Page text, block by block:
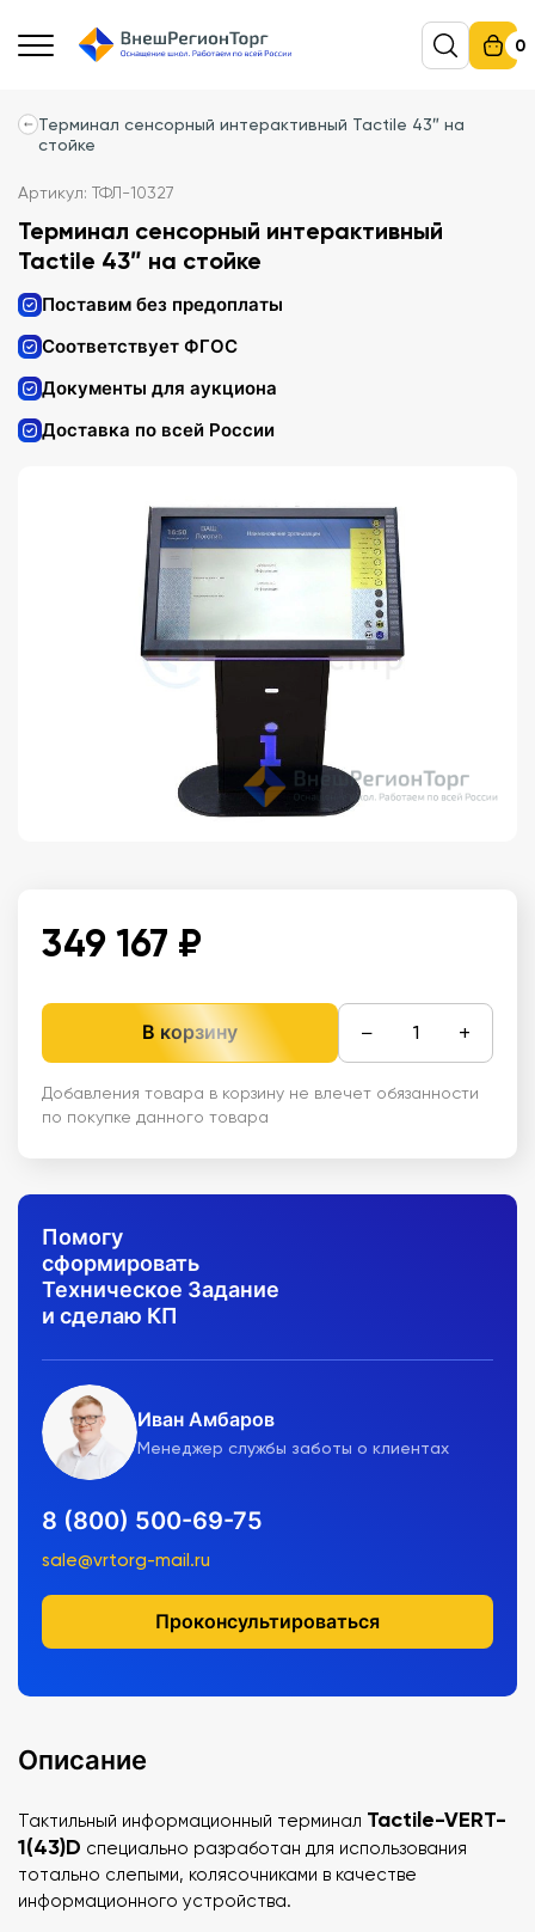
0
Терминал сенсорный интерактивный Tactile 43″ на
стойке
Артикул: ТФЛ-10327
Терминал сенсорный интерактивный
Tactile 43″ на стойке
Поставим без предоплаты
Соответствует ФГОС
Документы для аукциона
Доставка по всей России
349 167 ₽
В корзину − +
Добавления товара в корзину не влечет обязанности
по покупке данного товара
Помогу
сформировать
Техническое Задание
и сделаю КП
Иван Амбаров
Менеджер службы заботы о клиентах
8 (800) 500-69-75
sale@vrtorg-mail.ru
Проконсультироваться
Описание
Тактильный информационный терминал Tactile-VERT-
1(43)D специально разработан для использования
тотально слепыми, колясочниками в качестве
информационного устройства.